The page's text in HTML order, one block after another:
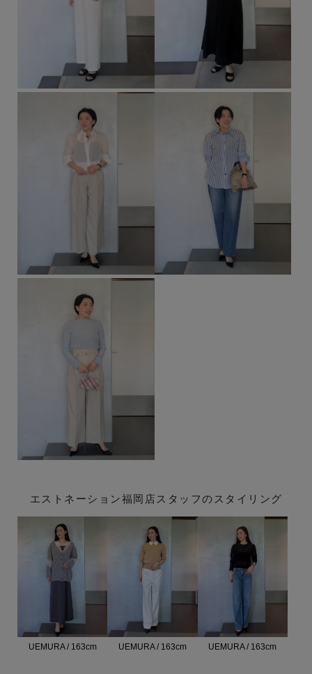
エストネーション福岡店スタッフのスタイリング
UEMURA / 163cm UEMURA / 163cm UEMURA / 163cm